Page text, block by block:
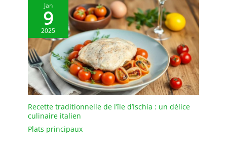
Jan
9
2025
Recette traditionnelle de l’île d’Ischia : un délice
culinaire italien
Plats principaux